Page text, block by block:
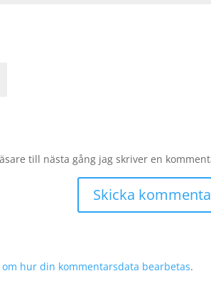
till nästa gång jag skriver en
om hur din kommentarsdata bearbetas.